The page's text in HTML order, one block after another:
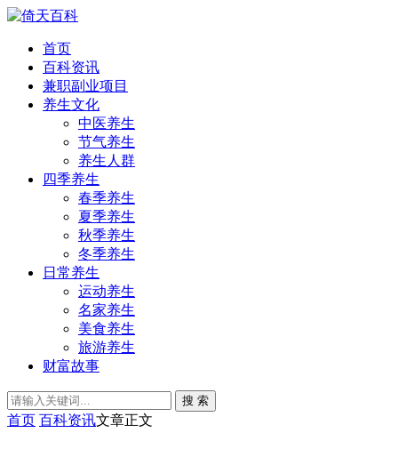
首页
百科资讯
兼职副业项目
养生文化
中医养生
节气养生
养生人群
四季养生
春季养生
夏季养生
秋季养生
冬季养生
日常养生
运动养生
名家养生
美食养生
旅游养生
财富故事
搜 索
首页 百科资讯文章正文